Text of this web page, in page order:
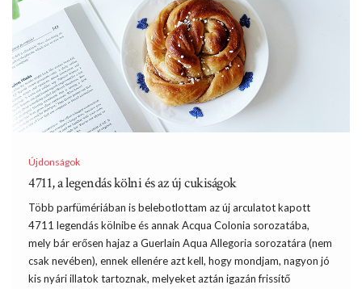
Újdonságok
4711, a legendás kölni és az új cukiságok
Több parfümériában is belebotlottam az új arculatot kapott
4711 legendás kölnibe és annak Acqua Colonia sorozatába,
mely bár erősen hajaz a Guerlain Aqua Allegoria sorozatára (nem
csak nevében), ennek ellenére azt kell, hogy mondjam, nagyon jó
kis nyári illatok tartoznak, melyeket aztán igazán frissítő